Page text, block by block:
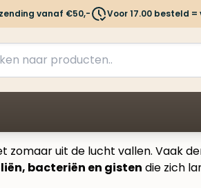
vanaf €50,- Voor 17.00 besteld
zomaar uit de lucht vallen. Vaak
bacteriën en gisten die zich